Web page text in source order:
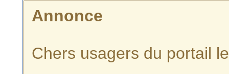
Annonce
Chers usagers du portail